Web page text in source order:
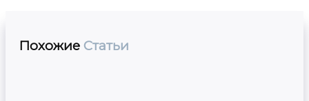
Похожие Статьи